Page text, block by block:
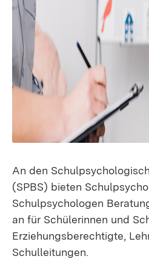
An den
(SPBS) bieten
Schulpsychologen
an für Schülerinnen und
Erziehungsberechtigte,
Schulleitungen.